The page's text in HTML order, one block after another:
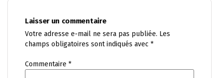
Laisser un commentaire
Votre adresse e-mail ne sera pas publiée. Les
champs obligatoires sont indiqués avec *
Commentaire *